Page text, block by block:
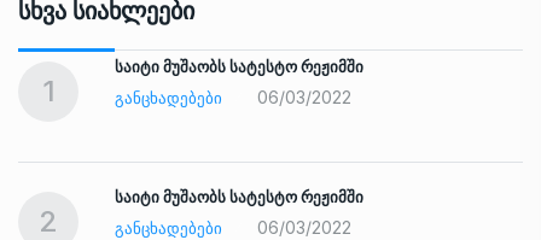
Სხვა Სიახლეები
1
საიტი მუშაობს სატესტო რეჟიმში
ᲒᲐᲜᲪᲮᲐᲓᲔᲑᲔᲑᲘ
06/03/2022
2
საიტი მუშაობს სატესტო რეჟიმში
ᲒᲐᲜᲪᲮᲐᲓᲔᲑᲔᲑᲘ
06/03/2022